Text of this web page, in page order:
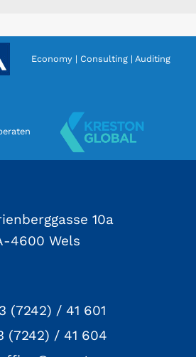
Economy | Consulting | Auditing
10a
4600 Wels
(7242) / 41 601
(7242) / 41 604